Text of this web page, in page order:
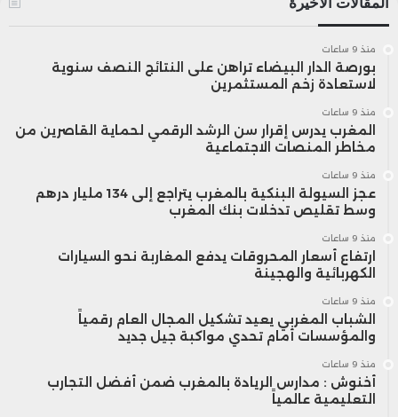
منذ 9 ساعات
بورصة الدار البيضاء تراهن على النتائج النصف سنوية
لاستعادة زخم المستثمرين
منذ 9 ساعات
المغرب يدرس إقرار سن الرشد الرقمي لحماية القاصرين من
مخاطر المنصات الاجتماعية
منذ 9 ساعات
عجز السيولة البنكية بالمغرب يتراجع إلى 134 مليار درهم
وسط تقليص تدخلات بنك المغرب
منذ 9 ساعات
ارتفاع أسعار المحروقات يدفع المغاربة نحو السيارات
الكهربائية والهجينة
منذ 9 ساعات
الشباب المغربي يعيد تشكيل المجال العام رقمياً
والمؤسسات أمام تحدي مواكبة جيل جديد
منذ 9 ساعات
أخنوش : مدارس الريادة بالمغرب ضمن أفضل التجارب
التعليمية عالمياً